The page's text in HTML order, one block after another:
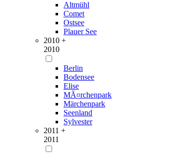
Altmühl
Comet
Ostsee
Plauer See
2010 +
2010
Berlin
Bodensee
Elise
MÃ¤rchenpark
Märchenpark
Seenland
Sylvester
2011 +
2011